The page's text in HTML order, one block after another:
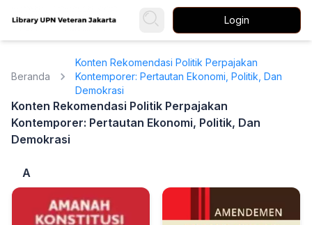
Login
Beranda
Konten Rekomendasi Politik Perpajakan
Kontemporer: Pertautan Ekonomi, Politik, Dan
Demokrasi
Konten Rekomendasi Politik Perpajakan
Kontemporer: Pertautan Ekonomi, Politik, Dan
Demokrasi
A